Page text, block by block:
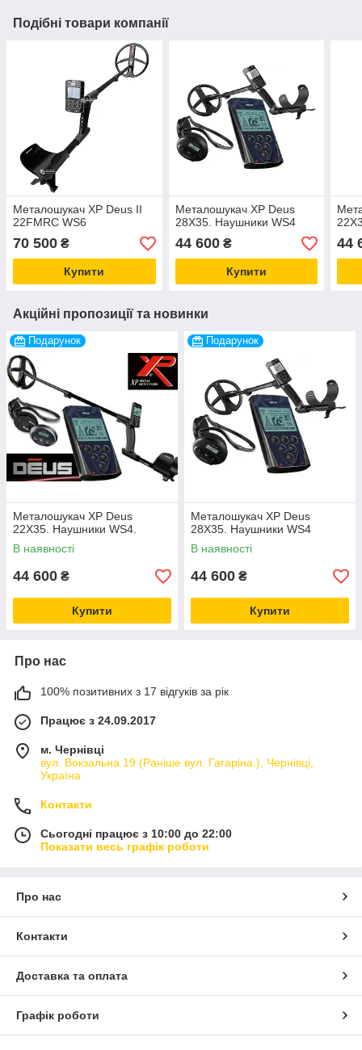
Подібні товари компанії
Металошукач XP Deus II
22FMRC WS6
70 500 ₴
Купити
Металошукач XP Deus
28X35. Наушники WS4
44 600₴
Купити
44
Акційні пропозиції та новинки
Подарунок
Металошукач XP Deus
22X35. Наушники WS4.
В наявності
44 600 ₴
Купити
Подарунок
Металошукач XP Deus
28X35. Наушники WS4
В наявності
44 600 ₴
Купити
Про нас
100% позитивних з 17 відгуків за рік
Працює з 24.09.2017
м. Чернівці
вул. Вокзальна 19 (Раніше вул. Гагаріна.), Чернівці,
Україна
Контакти
Сьогодні працює з 10:00 до 22:00
Показати весь графік роботи
Про нас
Контакти
Доставка та оплата
Графік роботи